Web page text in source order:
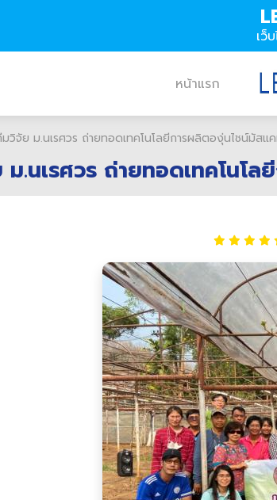
เว็
หน้าแรก
วิจัย ม.นเรศวร ถ่ายทอดเทคโนโลยีการผลิตองุ่นไชน์มัส
.นเรศวร ถ่ายทอดเทคโนโ